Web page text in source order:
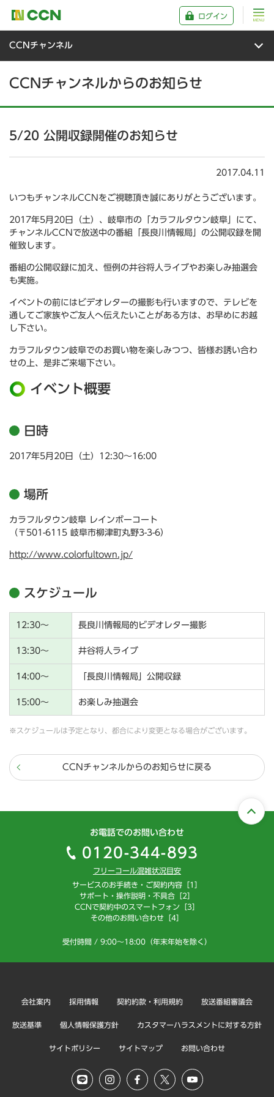
ログイン
CCNチャンネル
CCNチャンネルからのお知らせ
5/20 公開収録開催のお知らせ
2017.04.11
いつもチャンネルCCNをご視聴頂き誠にありがとうございます。
2017年5月20日（土）、岐阜市の「カラフルタウン岐阜」にて、
チャンネルCCNで放送中の番組「長良川情報局」の公開収録を開
催致します。
番組の公開収録に加え、恒例の井谷将人ライブやお楽しみ抽選会
も実施。
イベントの前にはビデオレターの撮影も行いますので、テレビを
通してご家族やご友人へ伝えたいことがある方は、お早めにお越
し下さい。
カラフルタウン岐阜でのお買い物を楽しみつつ、皆様お誘い合わ
せの上、是非ご来場下さい。
イベント概要
日時
2017年5月20日（土）12:30～16:00
場所
カラフルタウン岐阜 レインボーコート
（〒501-6115 岐阜市柳津町丸野3-3-6）
http://www.colorfultown.jp/
スケジュール
12:30～ 長良川情報局的ビデオレター撮影
13:30～ 井谷将人ライブ
14:00～ 「長良川情報局」公開収録
15:00～ お楽しみ抽選会
※スケジュールは予定となり、都合により変更となる場合がございます。
CCNチャンネルからのお知らせに戻る
お電話でのお問い合わせ
0120-344-893
フリーコール混雑状況目安
サービスのお手続き・ご契約内容［1］
サポート・操作説明・不具合［2］
CCNで契約中のスマートフォン［3］
その他のお問い合わせ［4］
受付時間 / 9:00～18:00（年末年始を除く）
会社案内 採用情報 契約約款・利用規約 放送番組審議会
放送基準 個人情報保護方針 カスタマーハラスメントに対する方針
サイトポリシー サイトマップ お問い合わせ